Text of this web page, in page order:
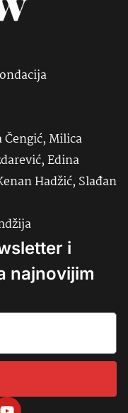
Čengić, Milica
Edina
Hadžić, Slađan
i
najnovijim